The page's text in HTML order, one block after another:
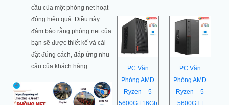
cầu của một phòng net hoạt
động hiệu quả. Điều này
đảm bảo rằng phòng net của
bạn sẽ được thiết kế và cài
đặt đúng cách, đáp ứng nhu
cầu của khách hàng.
PC Văn
Phòng AMD
Ryzen – 5
PC Văn
Phòng AMD
Ryzen – 5